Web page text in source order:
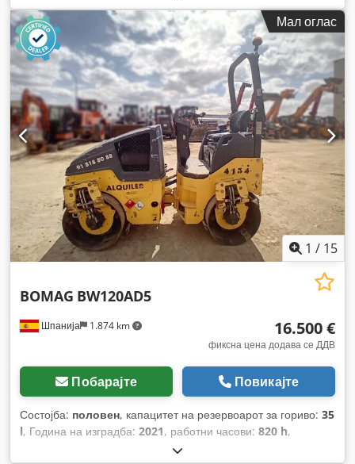
Мал оглас
1 / 15
Шпанија 1.874 km
BOMAG BW120AD5
16.500 €
фиксна цена додава се ДДВ
Побарајте Повикајте
Состојба: половен, капацитет на резервоарот за гориво: 35
l, Година на изградба: 2021, работни часови: 820 h,